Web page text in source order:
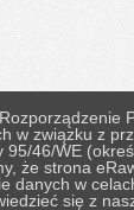
w związku z
46/WE
że strona
danych w
się z